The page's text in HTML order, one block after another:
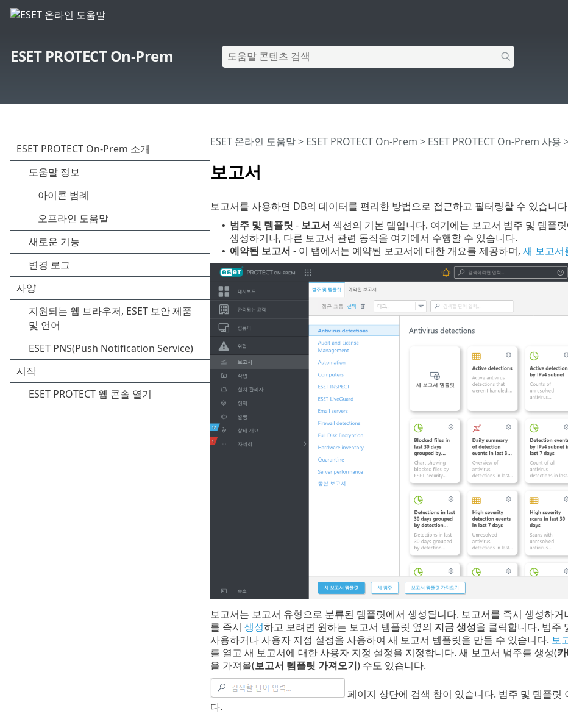
ESET PROTECT On-Prem
보고서
ESET 온라인 도움말> ESET PROTECT On-Prem > ESET PROTECT On-Prem 사용
보고서를 사용하면 DB의 데이터를 편리한 방법으로 접근하고 필터링할 수 있습니
• 범주 및 템플릿 - 보고서 섹션의 기본 탭입니다. 여기에는 보고서 범주 및 템플
생성하거나, 다른 보고서 관련 동작을 여기에서 수행할 수 있습니다.
• 예약된 보고서 - 이 탭에서는 예약된 보고서에 대한 개요를 제공하며, 새 보고서
보고서는 보고서 유형으로 분류된 템플릿에서 생성됩니다. 보고서를 즉시 생성하거
를 즉시 생성하고 보려면 원하는 보고서 템플릿 옆의 지금 생성을 클릭합니다. 범주
사용하거나 사용자 지정 설정을 사용하여 새 보고서 템플릿을 만들 수 있습니다. 보
를 열고 새 보고서에 대한 사용자 지정 설정을 지정합니다. 새 보고서 범주를 생성(
을 가져올(보고서 템플릿 가져오기) 수도 있습니다.
페이지 상단에 검색 창이 있습니다. 범주 및 템플릿
다.